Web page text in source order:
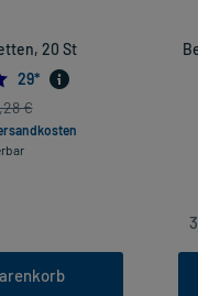
20 St
4.9655172413793105
29*
€